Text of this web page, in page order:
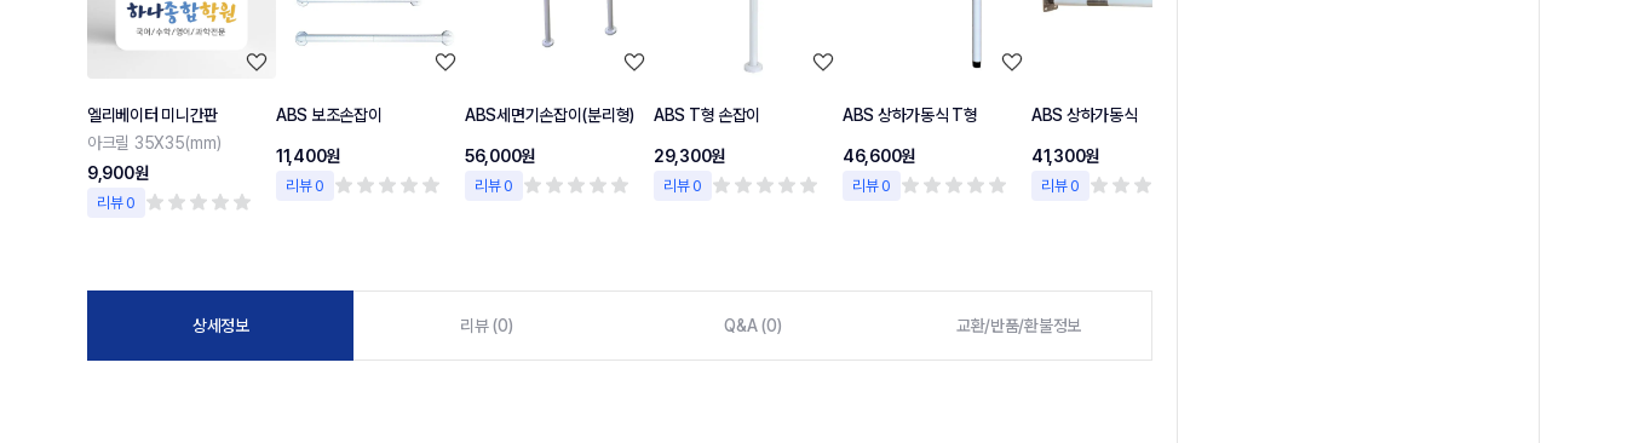
엘리베이터 미니간판
아크릴 35X35(mm)
9,900원
리뷰 0
ABS 보조손잡이
11,400원
리뷰 0
ABS세면기손잡이(분리형)
56,000원
리뷰 0
ABS T형 손잡이
29,300원
리뷰 0
ABS 상하가동식 T형
46,600원
리뷰 0
ABS 상하가동식
41,300원
리뷰 0
상세정보 리뷰 (0) Q&A (0) 교환/반품/환불정보